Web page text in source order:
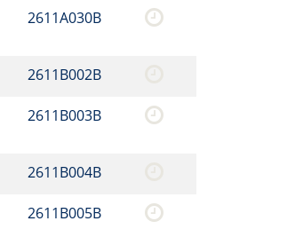
2611A030B
2611B002B
2611B003B
2611B004B
2611B005B